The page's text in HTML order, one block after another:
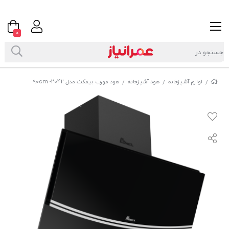
/ لوازم آشپزخانه / هود آشپزخانه / هود مورب بیمکث مدل 2042- 90cm
0